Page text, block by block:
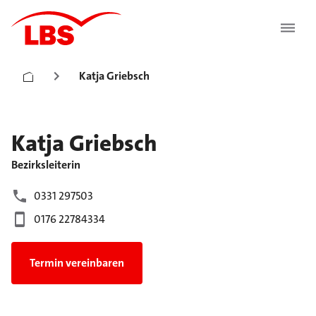
Katja Griebsch
Katja Griebsch
Bezirksleiterin
0331 297503
0176 22784334
Termin vereinbaren